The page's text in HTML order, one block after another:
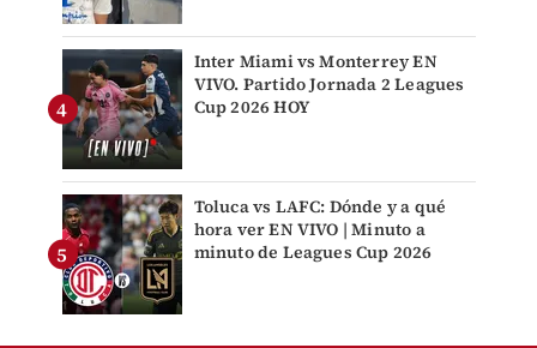
Inter Miami vs Monterrey EN
VIVO. Partido Jornada 2 Leagues
Cup 2026 HOY
Toluca vs LAFC: Dónde y a qué
hora ver EN VIVO | Minuto a
minuto de Leagues Cup 2026